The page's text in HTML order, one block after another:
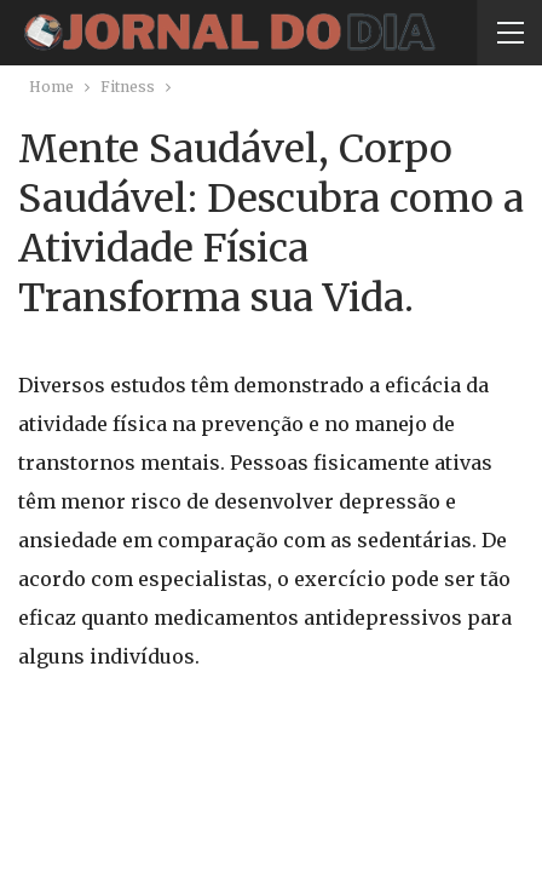
Home Fitness
Mente Saudável, Corpo
Saudável: Descubra como a
Atividade Física
Transforma sua Vida.
Diversos estudos têm demonstrado a eficácia da
atividade física na prevenção e no manejo de
transtornos mentais. Pessoas fisicamente ativas
têm menor risco de desenvolver depressão e
ansiedade em comparação com as sedentárias. De
acordo com especialistas, o exercício pode ser tão
eficaz quanto medicamentos antidepressivos para
alguns indivíduos.